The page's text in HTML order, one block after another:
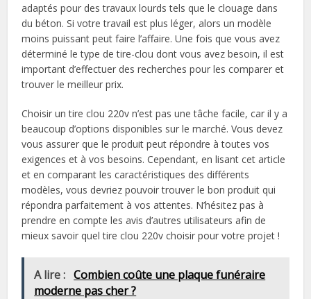
adaptés pour des travaux lourds tels que le clouage dans
du béton. Si votre travail est plus léger, alors un modèle
moins puissant peut faire l’affaire. Une fois que vous avez
déterminé le type de tire-clou dont vous avez besoin, il est
important d’effectuer des recherches pour les comparer et
trouver le meilleur prix.
Choisir un tire clou 220v n’est pas une tâche facile, car il y a
beaucoup d’options disponibles sur le marché. Vous devez
vous assurer que le produit peut répondre à toutes vos
exigences et à vos besoins. Cependant, en lisant cet article
et en comparant les caractéristiques des différents
modèles, vous devriez pouvoir trouver le bon produit qui
répondra parfaitement à vos attentes. N’hésitez pas à
prendre en compte les avis d’autres utilisateurs afin de
mieux savoir quel tire clou 220v choisir pour votre projet !
A lire : Combien coûte une plaque funéraire
moderne pas cher ?